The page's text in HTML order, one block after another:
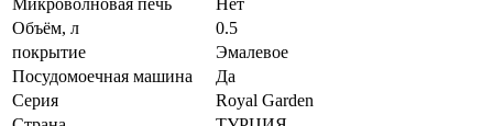
Микроволновая печь
Нет
Объём, л
0.5
покрытие
Эмалевое
Посудомоечная машина
Да
Серия
Royal Garden